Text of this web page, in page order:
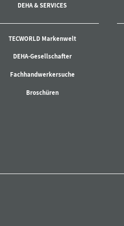
DEHA & SERVICES
TECWORLD Markenwelt
DEHA-Gesellschafter
Fachhandwerkersuche
Broschüren